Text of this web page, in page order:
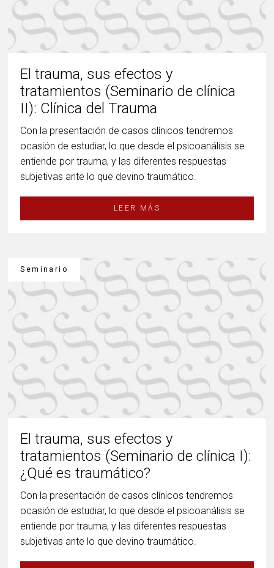
El trauma, sus efectos y
tratamientos (Seminario de clínica
II): Clínica del Trauma
Con la presentación de casos clínicos tendremos
ocasión de estudiar, lo que desde el psicoanálisis se
entiende por trauma, y las diferentes respuestas
subjetivas ante lo que devino traumático.
LEER MÁS
Seminario
El trauma, sus efectos y
tratamientos (Seminario de clínica I):
¿Qué es traumático?
Con la presentación de casos clínicos tendremos
ocasión de estudiar, lo que desde el psicoanálisis se
entiende por trauma, y las diferentes respuestas
subjetivas ante lo que devino traumático.